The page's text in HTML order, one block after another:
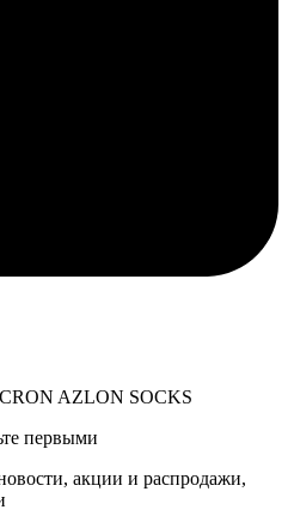
AZLON SOCKS
первыми
акции и распродажи,